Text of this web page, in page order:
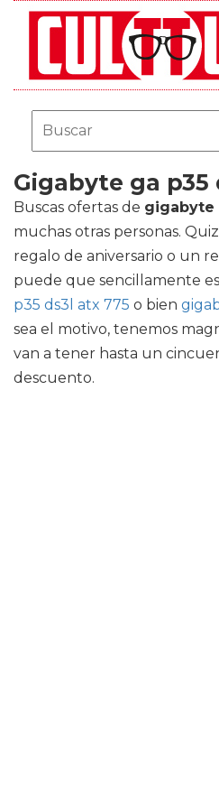
Gigabyte ga p35
Buscas ofertas de gigabyte
muchas otras personas.
regalo de aniversario o un
puede que sencillamente
p35 ds3l atx 775 o bien
sea el motivo, tenemos
van a tener hasta un
descuento.